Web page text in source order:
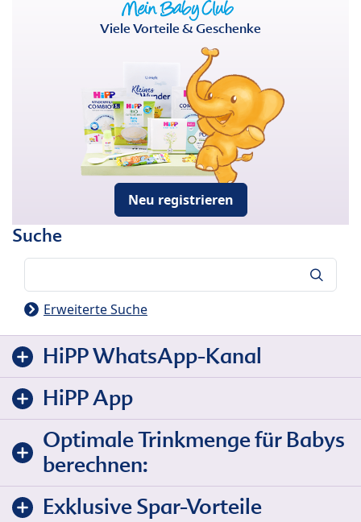
Viele Vorteile & Geschenke
Neu registrieren
Suche
Erweiterte Suche
HiPP WhatsApp-Kanal
HiPP App
Optimale Trinkmenge für Babys
berechnen:
Exklusive Spar-Vorteile